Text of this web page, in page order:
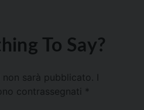
To Say?
sarà pubblicato.
contrassegnati *